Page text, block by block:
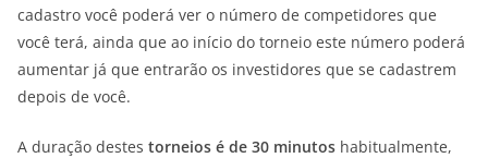
cadastro você poderá ver o número de competidores que
você terá, ainda que ao início do torneio este número poderá
aumentar já que entrarão os investidores que se cadastrem
depois de você.
A duração destes torneios é de 30 minutos habitualmente,